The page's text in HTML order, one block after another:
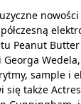
Peanut
sample i
się także